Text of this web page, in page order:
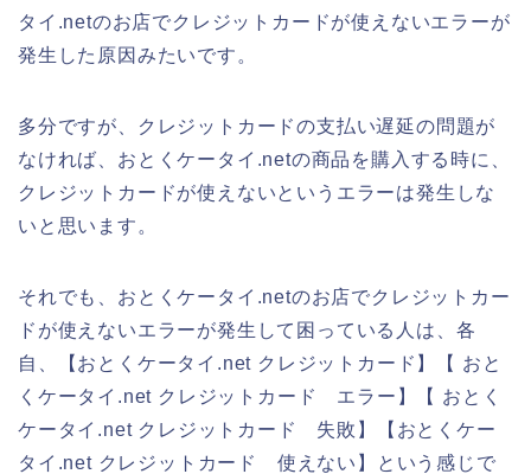
タイ.netのお店でクレジットカードが使えないエラーが
発生した原因みたいです。
多分ですが、クレジットカードの支払い遅延の問題が
なければ、おとくケータイ.netの商品を購入する時に、
クレジットカードが使えないというエラーは発生しな
いと思います。
それでも、おとくケータイ.netのお店でクレジットカー
ドが使えないエラーが発生して困っている人は、各
自、【おとくケータイ.net クレジットカード】【 おと
くケータイ.net クレジットカード エラー】【 おとく
ケータイ.net クレジットカード 失敗】【おとくケー
タイ.net クレジットカード 使えない】という感じで